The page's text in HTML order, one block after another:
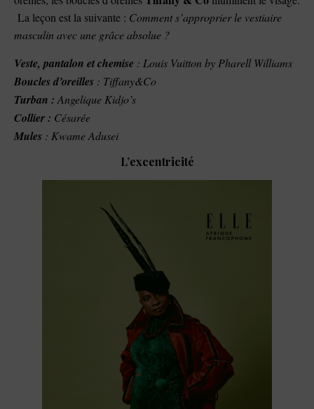
La leçon est la suivante : Comment s’approprier le vestiaire
masculin avec une grâce absolue ?
Veste, pantalon et chemise : Louis Vuitton by Pharell Williams
Boucles d’oreilles : Tiffany&Co
Turban : Angelique Kidjo’s
Collier : Césarée
Mules : Kwame Adusei
L’excentricité